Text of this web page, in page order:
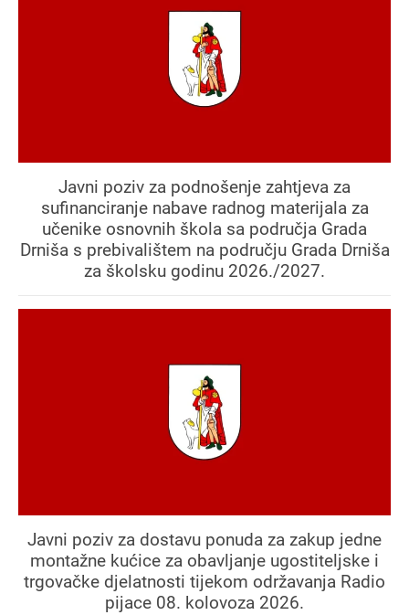
Javni poziv za podnošenje zahtjeva za
sufinanciranje nabave radnog materijala za
učenike osnovnih škola sa područja Grada
Drniša s prebivalištem na području Grada Drniša
za školsku godinu 2026./2027.
Javni poziv za dostavu ponuda za zakup jedne
montažne kućice za obavljanje ugostiteljske i
trgovačke djelatnosti tijekom održavanja Radio
pijace 08. kolovoza 2026.